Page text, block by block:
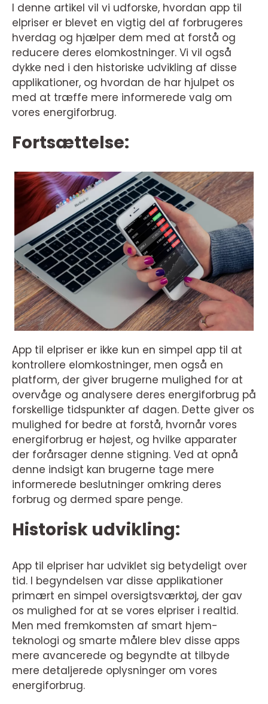
I denne artikel vil vi udforske, hvordan app til
elpriser er blevet en vigtig del af forbrugeres
hverdag og hjælper dem med at forstå og
reducere deres elomkostninger. Vi vil også
dykke ned i den historiske udvikling af disse
applikationer, og hvordan de har hjulpet os
med at træffe mere informerede valg om
vores energiforbrug.
Fortsættelse:
App til elpriser er ikke kun en simpel app til at
kontrollere elomkostninger, men også en
platform, der giver brugerne mulighed for at
overvåge og analysere deres energiforbrug på
forskellige tidspunkter af dagen. Dette giver os
mulighed for bedre at forstå, hvornår vores
energiforbrug er højest, og hvilke apparater
der forårsager denne stigning. Ved at opnå
denne indsigt kan brugerne tage mere
informerede beslutninger omkring deres
forbrug og dermed spare penge.
Historisk udvikling:
App til elpriser har udviklet sig betydeligt over
tid. I begyndelsen var disse applikationer
primært en simpel oversigtsværktøj, der gav
os mulighed for at se vores elpriser i realtid.
Men med fremkomsten af smart hjem-
teknologi og smarte målere blev disse apps
mere avancerede og begyndte at tilbyde
mere detaljerede oplysninger om vores
energiforbrug.